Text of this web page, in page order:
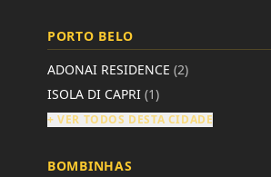
PORTO BELO
ADONAI RESIDENCE (2)
ISOLA DI CAPRI (1)
+ VER TODOS DESTA CIDADE
BOMBINHAS